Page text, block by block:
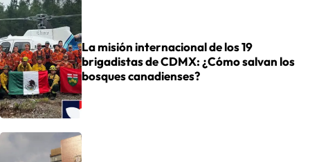
La misión internacional de los 19
brigadistas de CDMX: ¿Cómo salvan los
bosques canadienses?